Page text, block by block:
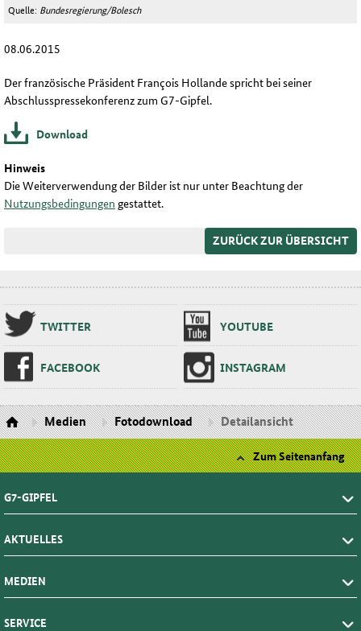
Quelle: Bundesregierung/Bolesch
08.06.2015
Der französische Präsident François Hollande spricht bei seiner
Abschlusspressekonferenz zum G7-Gipfel.
Download
Hinweis
Die Weiterverwendung der Bilder ist nur unter Beachtung der
Nutzungsbedingungen gestattet.
ZURÜCK ZUR ÜBERSICHT
TWIT­TER YOU­TU­BE
FA­CE­BOOK INS­TA­GRAM
Medien Fotodownload Detailansicht
Zum Seitenanfang
G7-GIPFEL
AKTUELLES
MEDIEN
SERVICE